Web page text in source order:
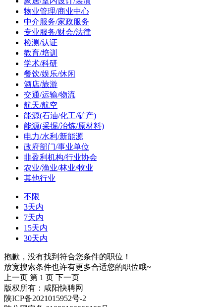
物业管理/商业中心
中介服务/家政服务
专业服务/财会/法律
检测/认证
教育/培训
学术/科研
餐饮/娱乐/休闲
酒店/旅游
交通/运输/物流
航天/航空
能源(石油/化工/矿产)
能源(采掘/冶炼/原材料)
电力/水利/新能源
政府部门/事业单位
非盈利机构/行业协会
农业/渔业/林业/牧业
其他行业
不限
3天内
7天内
15天内
30天内
抱歉，没有找到符合您条件的职位！
放宽搜索条件也许有更多合适您的职位哦~
上一页 第 1 页 下一页
版权所有：咸阳快聘网
陕ICP备2021015952号-2